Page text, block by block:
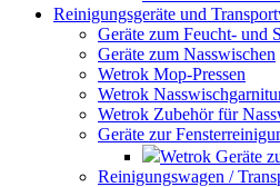
Reinigungsgeräte und
Geräte zum Feucht- und
Geräte zum Nasswischen
Wetrok Mop-Pressen
Wetrok
Wetrok Zubehör für
Geräte zur
Wetrok Geräte
Reinigungswagen /